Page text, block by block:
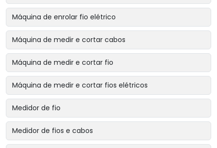
Máquina de enrolar fio elétrico
Máquina de medir e cortar cabos
Máquina de medir e cortar fio
Máquina de medir e cortar fios elétricos
Medidor de fio
Medidor de fios e cabos